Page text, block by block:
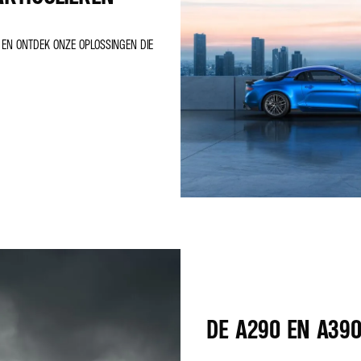
ONTDEK ONZE OPLOSSINGEN DIE
DE A290 EN